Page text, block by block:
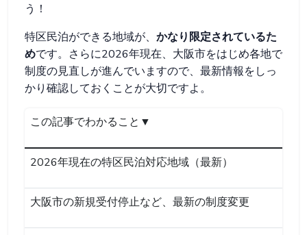
う！
特区民泊ができる地域が、 かなり限定されているた
めです。さらに2026年現在、大阪市をはじめ各地で
制度の見直しが進んでいますので、最新情報をしっ
かり確認しておくことが大切ですよ。
この記事でわかること▼
2026年現在の特区民泊対応地域（最新）
大阪市の新規受付停止など、最新の制度変更